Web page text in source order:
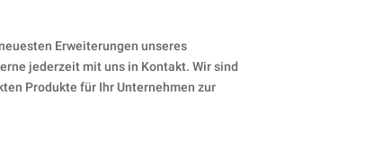
Erweiterungen unseres
jederzeit mit uns in Kontakt. Wir sind
Produkte für Ihr Unternehmen zur